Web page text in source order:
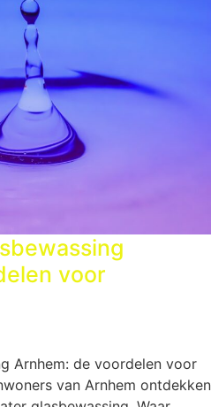
voor
Arnhem: de voordelen voor
van Arnhem ontdekken